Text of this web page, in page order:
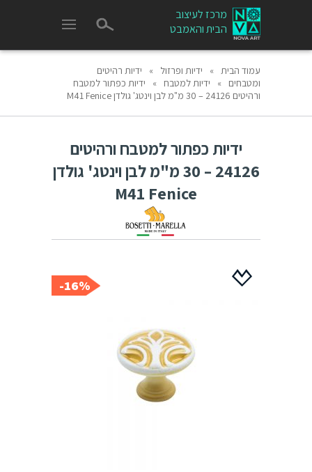
מרכז לעיצוב
הבית והאמבט
עמוד הבית » ידיות ופרזול »
ידיות רהיטים
ומטבחים
» ידיות למטבח »
ידיות כפתור למטבח
ורהיטים 24126 – 30 מ"מ לבן וינטג' גולדן M41 Fenice
ידיות כפתור למטבח ורהיטים
24126 – 30 מ"מ לבן וינטג' גולדן
M41 Fenice
16%-